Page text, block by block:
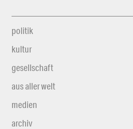
politik
kultur
gesellschaft
aus aller welt
medien
archiv